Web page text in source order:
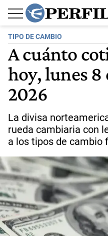
TIPO DE CAMBIO
A cuánto
hoy, lunes 8
2026
La divisa
rueda cambiaria con
a los tipos de cambio